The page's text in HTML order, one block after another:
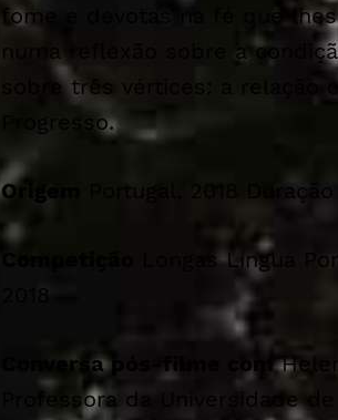
fome e devotas na fé que
numa reflexão sobre a
sobre três vértices: a relação
Progresso.
Origem Portugal, 2018 Duração
Longas Língua
2018
Conversa pós-filme com
Professora da Universidade